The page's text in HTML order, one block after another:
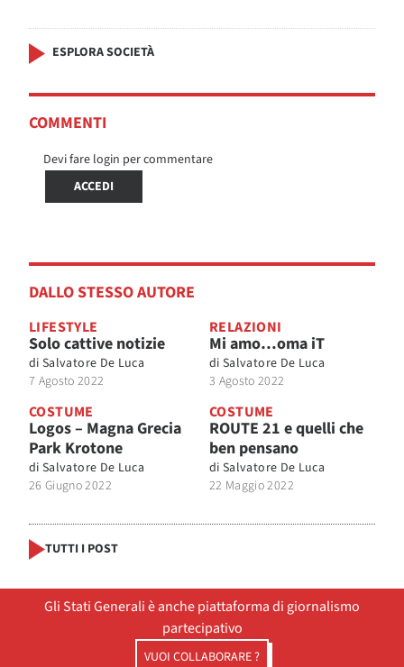
ESPLORA SOCIETÀ
COMMENTI
Devi fare login per commentare
ACCEDI
DALLO STESSO AUTORE
LIFESTYLE
Solo cattive notizie
di Salvatore De Luca
7 Agosto 2022
RELAZIONI
Mi amo…oma iT
di Salvatore De Luca
3 Agosto 2022
COSTUME
Logos – Magna Grecia
Park Krotone
di Salvatore De Luca
26 Giugno 2022
COSTUME
ROUTE 21 e quelli che
ben pensano
di Salvatore De Luca
22 Maggio 2022
TUTTI I POST
Gli Stati Generali è anche piattaforma di giornalismo
partecipativo
VUOI COLLABORARE ?